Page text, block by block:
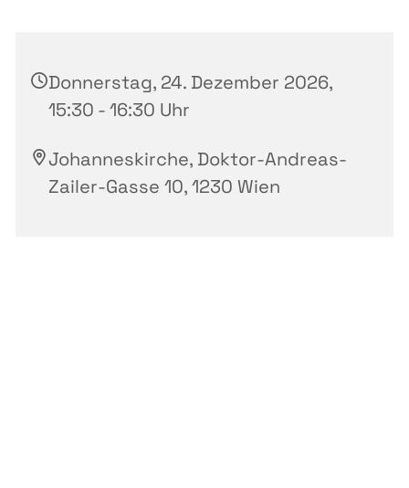
Donnerstag, 24. Dezember 2026,
15:30 - 16:30 Uhr
Johanneskirche, Doktor-Andreas-
Zailer-Gasse 10, 1230 Wien